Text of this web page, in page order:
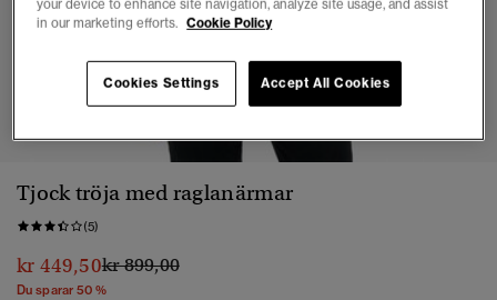
1 2 3
Tjock tröja med raglanärmar
(5)
kr 449,50Pris reducerat från
kr 899,00till
Du sparar 50 %
your device to enhance site navigation, analyze site usage, and assist
in our marketing efforts. Cookie Policy
Accept All Cookies
Cookies Settings